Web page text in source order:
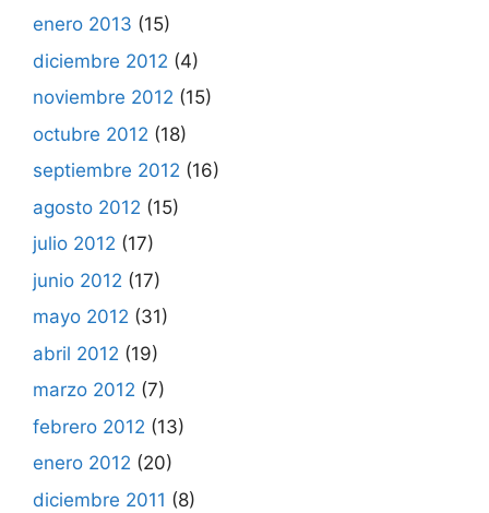
enero 2013 (15)
diciembre 2012 (4)
noviembre 2012 (15)
octubre 2012 (18)
septiembre 2012 (16)
agosto 2012 (15)
julio 2012 (17)
junio 2012 (17)
mayo 2012 (31)
abril 2012 (19)
marzo 2012 (7)
febrero 2012 (13)
enero 2012 (20)
diciembre 2011 (8)